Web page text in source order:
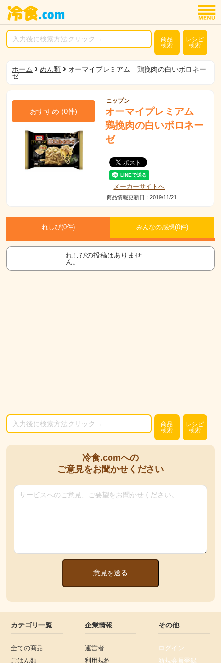
商品
検索
レシピ
検索
ホーム めん類
オーマイプレミアム 鶏挽肉の白いボロネー
ゼ
おすすめ (0件)
ニップン
オーマイプレミアム
鶏挽肉の白いボロネー
ゼ
メーカーサイトへ
商品情報更新日：2019/11/21
れしぴ(0件) みんなの感想(0件)
れしぴの投稿はありませ
ん。
商品
検索
レシピ
検索
冷食.comへの
ご意見をお聞かせください
意見を送る
カテゴリ一覧
全ての商品
ごはん類
企業情報
運営者
利用規約
その他
ログイン
新規会員登録